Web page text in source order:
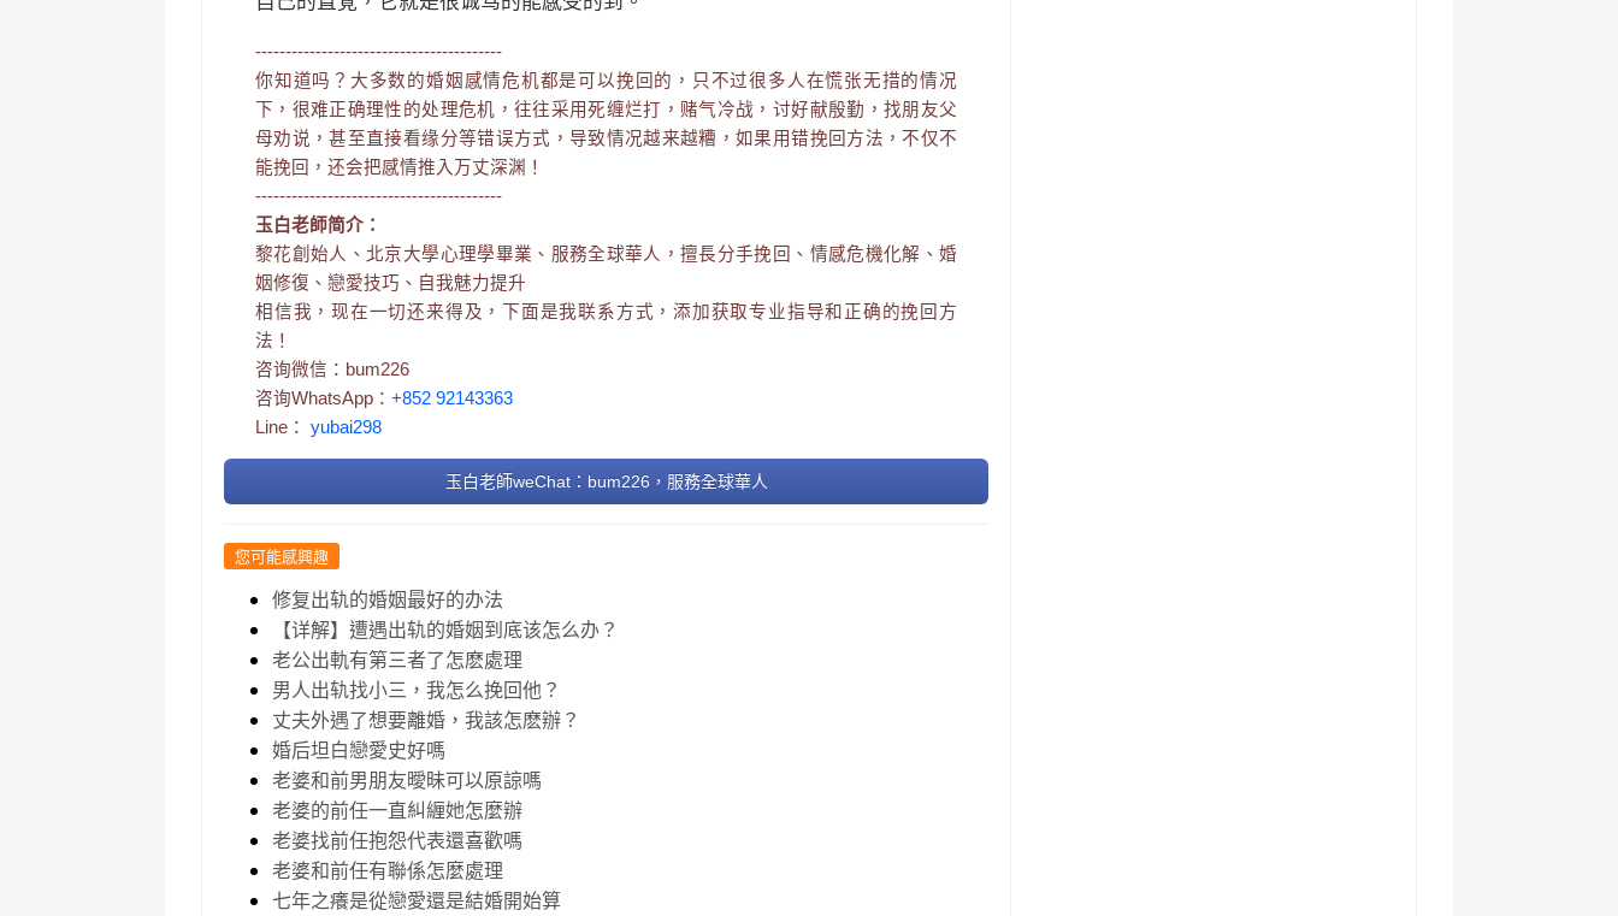
-----------------------------------------
你知道吗？大多数的婚姻感情危机都是可以挽回的，只不过很多人在慌张无措的情况
下，很难正确理性的处理危机，往往采用死缠烂打，赌气冷战，讨好献殷勤，找朋友父
母劝说，甚至直接看缘分等错误方式，导致情况越来越糟，如果用错挽回方法，不仅不
能挽回，还会把感情推入万丈深渊！
-----------------------------------------
玉白老師简介：
黎花創始人、北京大學心理學畢業、服務全球華人，擅長分手挽回、情感危機化解、婚
姻修復、戀愛技巧、自我魅力提升
相信我，现在一切还来得及，下面是我联系方式，添加获取专业指导和正确的挽回方
法！
咨询微信：bum226
咨询WhatsApp： +852 92143363
Line： yubai298
玉白老師weChat：bum226，服務全球華人
您可能感興趣
修复出轨的婚姻最好的办法
【详解】遭遇出轨的婚姻到底该怎么办？
老公出軌有第三者了怎麽處理
男人出轨找小三，我怎么挽回他？
丈夫外遇了想要離婚，我該怎麽辦？
婚后坦白戀愛史好嗎
老婆和前男朋友曖昧可以原諒嗎
老婆的前任一直糾緾她怎麼辦
老婆找前任抱怨代表還喜歡嗎
老婆和前任有聯係怎麼處理
七年之癢是從戀愛還是結婚開始算